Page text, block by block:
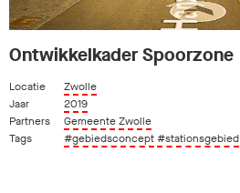
Ontwikkelkader Spoorzone
Locatie
Zwolle
Jaar
2019
Partners
Gemeente Zwolle
Tags
#gebiedsconcept#stationsgebied